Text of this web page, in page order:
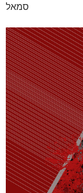
סמאל